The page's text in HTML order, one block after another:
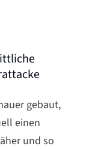
gebaut,
einen
und so